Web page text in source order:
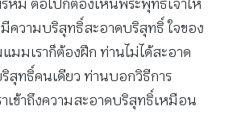
หม ต่อไปก็ต้องเห็นพระพุทธเจ้าให้
มีความบริสุทธิ์สะอาดบริสุทธิ์ ใจของ
มมเราก็ต้องฝึก ท่านไม่ได้สะอาด
ริสุทธิ์คนเดียว ท่านบอกวิธีการ
เข้าถึงความสะอาดบริสุทธิ์เหมือน